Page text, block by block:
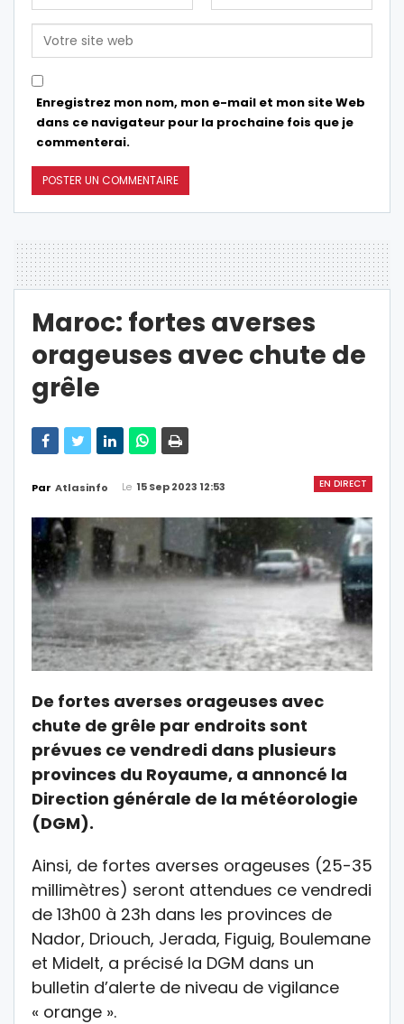
Enregistrez mon nom, mon e-mail et mon site Web
dans ce navigateur pour la prochaine fois que je
commenterai.
Maroc: fortes averses
orageuses avec chute de
grêle
EN DIRECT
Par Atlasinfo Le 15 Sep 2023 12:53
De fortes averses orageuses avec
chute de grêle par endroits sont
prévues ce vendredi dans plusieurs
provinces du Royaume, a annoncé la
Direction générale de la météorologie
(DGM).
Ainsi, de fortes averses orageuses (25-35
millimètres) seront attendues ce vendredi
de 13h00 à 23h dans les provinces de
Nador, Driouch, Jerada, Figuig, Boulemane
et Midelt, a précisé la DGM dans un
bulletin d’alerte de niveau de vigilance
« orange ».